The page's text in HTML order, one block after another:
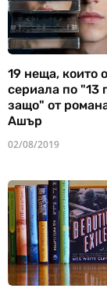
19 неща, които
сериала по "13
защо" от
Ашър
02/08/2019